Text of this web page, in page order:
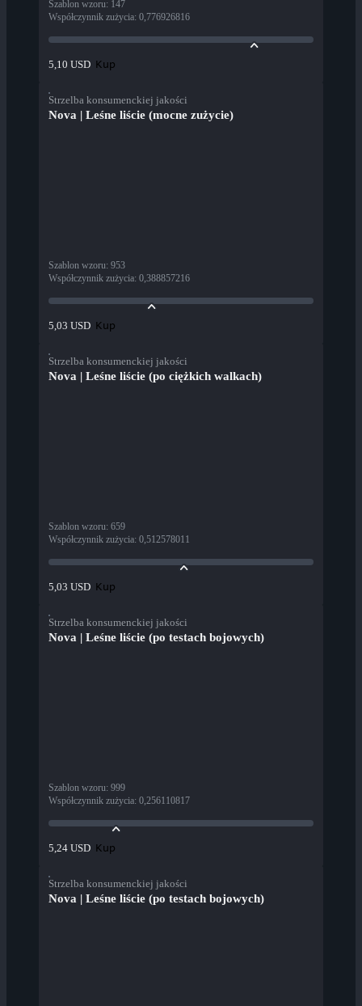
Szablon wzoru: 147
Współczynnik zużycia: 0,776926816
5,10 USD Kup
Strzelba konsumenckiej jakości
Nova | Leśne liście (mocne zużycie)
Szablon wzoru: 953
Współczynnik zużycia: 0,388857216
5,03 USD Kup
Strzelba konsumenckiej jakości
Nova | Leśne liście (po ciężkich walkach)
Szablon wzoru: 659
Współczynnik zużycia: 0,512578011
5,03 USD Kup
Strzelba konsumenckiej jakości
Nova | Leśne liście (po testach bojowych)
Szablon wzoru: 999
Współczynnik zużycia: 0,256110817
5,24 USD Kup
Strzelba konsumenckiej jakości
Nova | Leśne liście (po testach bojowych)